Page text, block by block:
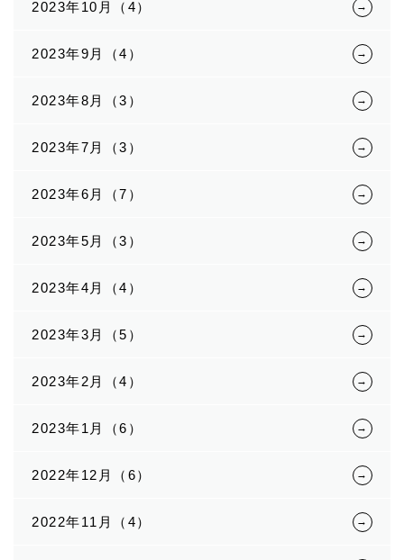
2023年10月（4）
2023年9月（4）
2023年8月（3）
2023年7月（3）
2023年6月（7）
2023年5月（3）
2023年4月（4）
2023年3月（5）
2023年2月（4）
2023年1月（6）
2022年12月（6）
2022年11月（4）